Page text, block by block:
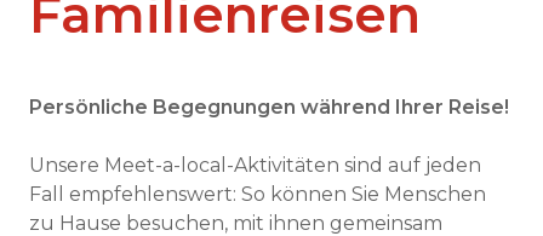
Familienreisen
Persönliche Begegnungen während Ihrer Reise!
Unsere Meet-a-local-Aktivitäten sind auf jeden
Fall empfehlenswert: So können Sie Menschen
zu Hause besuchen, mit ihnen gemeinsam